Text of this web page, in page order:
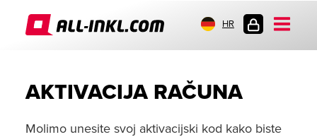
HR
AKTIVACIJA RAČUNA
Molimo unesite svoj aktivacijski kod kako biste